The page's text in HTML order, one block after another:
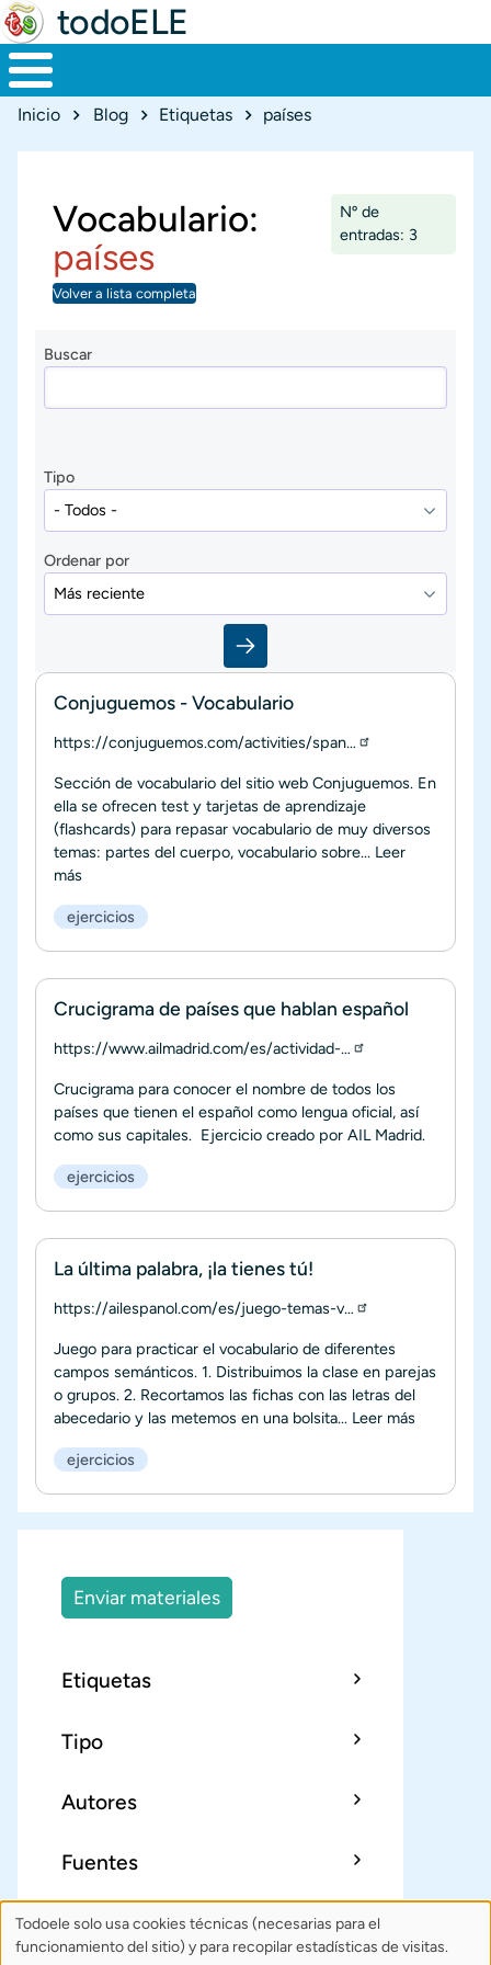
todoELE
Ruta de navegación
Inicio Blog Etiquetas países
Vocabulario:
países
Nº de
entradas: 3
Volver a lista completa
Buscar
Tipo
Ordenar por
Conjuguemos - Vocabulario
https://conjuguemos.com/activities/span…
Sección de vocabulario del sitio web Conjuguemos. En
ella se ofrecen test y tarjetas de aprendizaje
(flashcards) para repasar vocabulario de muy diversos
temas: partes del cuerpo, vocabulario sobre... Leer
más
ejercicios
Crucigrama de países que hablan español
https://www.ailmadrid.com/es/actividad-…
Crucigrama para conocer el nombre de todos los
países que tienen el español como lengua oficial, así
como sus capitales. Ejercicio creado por AIL Madrid.
ejercicios
La última palabra, ¡la tienes tú!
https://ailespanol.com/es/juego-temas-v…
Juego para practicar el vocabulario de diferentes
campos semánticos. 1. Distribuimos la clase en parejas
o grupos. 2. Recortamos las fichas con las letras del
abecedario y las metemos en una bolsita... Leer más
ejercicios
Enviar materiales
Etiquetas
Tipo
Autores
Fuentes
Sobre TodoeleÍndice Publica
Uso
Todoele solo usa cookies técnicas (necesarias para el
funcionamiento del sitio) y para recopilar estadísticas de visitas.